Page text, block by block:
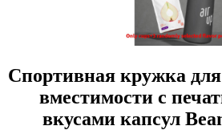
Спортивная кружка
вместимости с
вкусами капсул